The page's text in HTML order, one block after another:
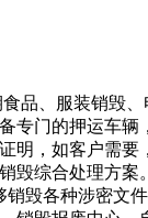
品、服装销毁
门的押运车
，如客户需
综合处理方
毁各种涉密文